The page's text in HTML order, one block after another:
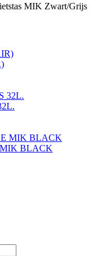
MIK Zwart/Grijs
MIK BLACK